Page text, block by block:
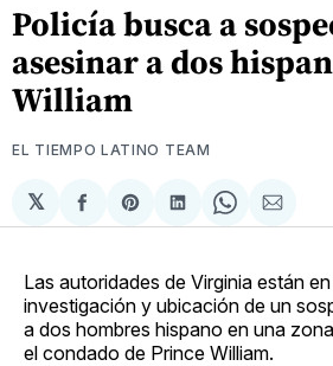
Policía busca a
asesinar a dos
William
EL TIEMPO LATINO TEAM
𝕏
Compartir
en
Share
on
Compartir
en
Share
on
via
Las autoridades de Virginia están
investigación y ubicación de un
a dos hombres hispano en una
el condado de Prince William.